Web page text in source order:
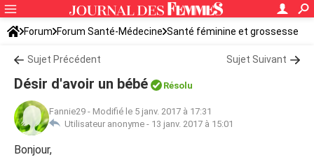
Forum Forum Santé-Médecine Santé féminine et grossesse
Sujet Précédent Sujet Suivant
Désir d'avoir un bébé Résolu
Fannie29 - Modifié le 5 janv. 2017 à 17:31
Utilisateur anonyme - 13 janv. 2017 à 15:01
Bonjour,